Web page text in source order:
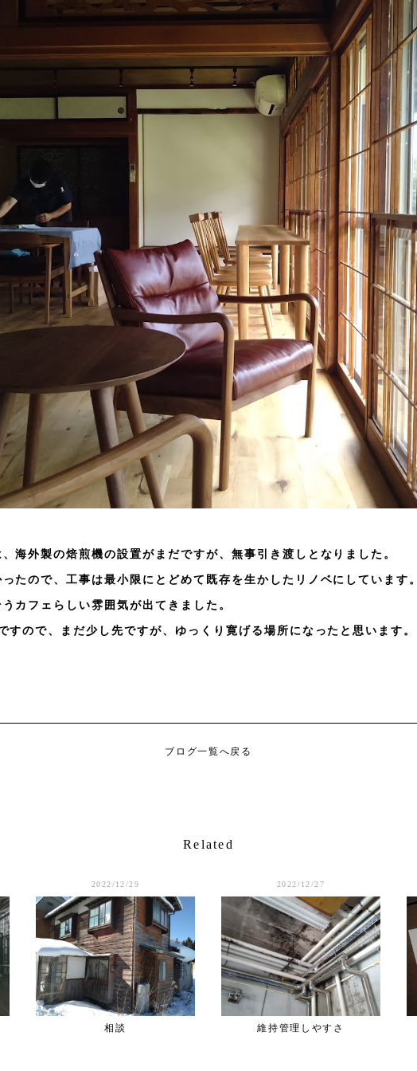
海外製の焙煎機の設置がまだですが、無事引き渡しとなりました。
たので、工事は最小限にとどめて既存を生かしたリノベにしています。
カフェらしい雰囲気が出てきました。
すので、まだ少し先ですが、ゆっくり寛げる場所になったと思います。
ブログ一覧へ戻る
Related
2022/12/29
相談
2022/12/27
維持管理しやすさ